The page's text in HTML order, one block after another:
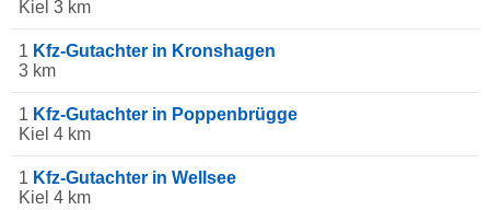
Kiel 3 km
1 Kfz-Gutachter in Kronshagen
3 km
1 Kfz-Gutachter in Poppenbrügge
Kiel 4 km
1 Kfz-Gutachter in Wellsee
Kiel 4 km